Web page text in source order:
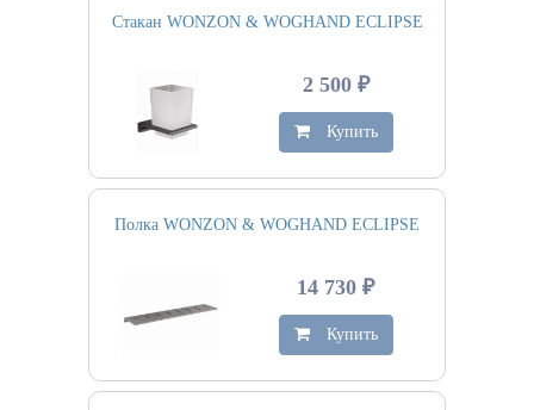
Стакан WONZON & WOGHAND ECLIPSE
2 500 ₽
Купить
Полка WONZON & WOGHAND ECLIPSE
14 730 ₽
Купить